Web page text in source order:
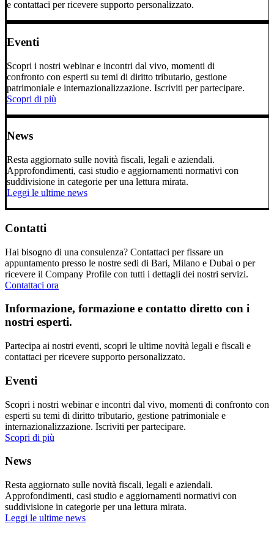
e contattaci per ricevere supporto personalizzato.
Eventi
Scopri i nostri webinar e incontri dal vivo, momenti di
confronto con esperti su temi di diritto tributario, gestione
patrimoniale e internazionalizzazione. Iscriviti per partecipare.
Scopri di più
News
Resta aggiornato sulle novità fiscali, legali e aziendali.
Approfondimenti, casi studio e aggiornamenti normativi con
suddivisione in categorie per una lettura mirata.
Leggi le ultime news
Contatti
Hai bisogno di una consulenza? Contattaci per fissare un
appuntamento presso le nostre sedi di Bari, Milano e Dubai o per
ricevere il Company Profile con tutti i dettagli dei nostri servizi.
Contattaci ora
Informazione, formazione e contatto diretto con i
nostri esperti.
Partecipa ai nostri eventi, scopri le ultime novità legali e fiscali e
contattaci per ricevere supporto personalizzato.
Eventi
Scopri i nostri webinar e incontri dal vivo, momenti di confronto con
esperti su temi di diritto tributario, gestione patrimoniale e
internazionalizzazione. Iscriviti per partecipare.
Scopri di più
News
Resta aggiornato sulle novità fiscali, legali e aziendali.
Approfondimenti, casi studio e aggiornamenti normativi con
suddivisione in categorie per una lettura mirata.
Leggi le ultime news